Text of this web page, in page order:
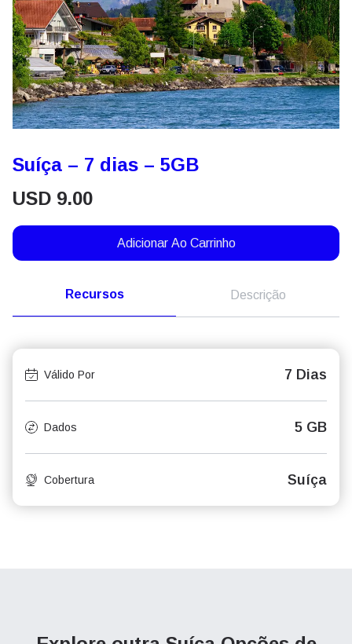
Suíça – 7 dias – 5GB
USD 9.00
Adicionar Ao Carrinho
Recursos Descrição
Válido Por 7 Dias
Dados 5 GB
Cobertura Suíça